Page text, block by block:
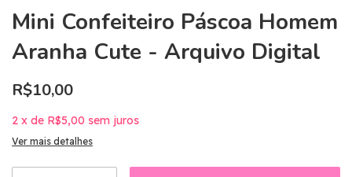
Mini Confeiteiro Páscoa Homem
Aranha Cute - Arquivo Digital
R$10,00
2 x de R$5,00 sem juros
Ver mais detalhes